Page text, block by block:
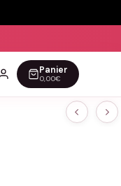
Panier
0,00€